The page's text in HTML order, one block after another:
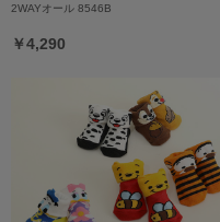
2WAYオール 8546B
￥4,290